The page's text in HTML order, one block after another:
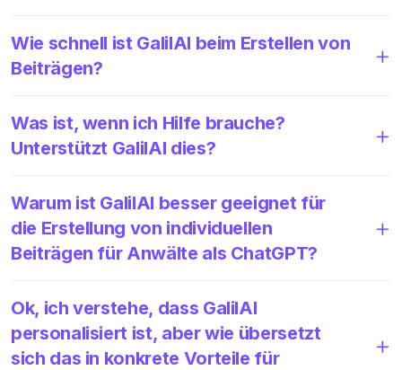
Wie schnell ist GalilAI beim Erstellen von
Beiträgen?
Was ist, wenn ich Hilfe brauche?
Unterstützt GalilAI dies?
Warum ist GalilAI besser geeignet für
die Erstellung von individuellen
Beiträgen für Anwälte als ChatGPT?
Ok, ich verstehe, dass GalilAI
personalisiert ist, aber wie übersetzt
sich das in konkrete Vorteile für